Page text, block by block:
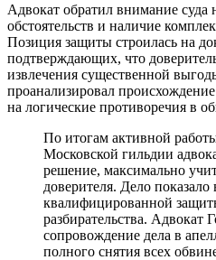
Адвокат обратил внимание суда
обстоятельств и наличие
Позиция защиты строилась на
подтверждающих, что
извлечения существенной
проанализировал
на логические противоречия в
По итогам активной
Московской гильдии
решение, максимально
доверителя. Дело показало
квалифицированной
разбирательства. Адвокат
сопровождение дела в
полного снятия всех